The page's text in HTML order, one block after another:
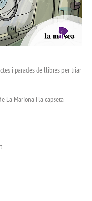
i parades de llibres per triar
La Mariona i la capseta